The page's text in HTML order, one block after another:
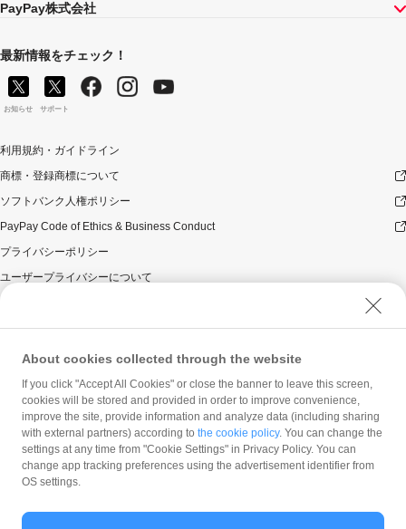
PayPay株式会社
最新情報をチェック！
お知らせ サポート
利用規約・ガイドライン
商標・登録商標について
ソフトバンク人権ポリシー
PayPay Code of Ethics & Business Conduct
プライバシーポリシー
ユーザープライバシーについて
ウェブサイト利用規約
反社会的勢力に対する方針
勧誘方針
マネロン等基本方針
カスタマーハラスメントに関する当社の考え方
About cookies collected through the website
If you click "Accept All Cookies" or close the banner to leave this screen,
cookies will be stored and provided in order to improve convenience,
improve the site, provide information and analyze data (including sharing
with external partners) according to the cookie policy. You can change the
settings at any time from "Cookie Settings" in Privacy Policy. You can
change app tracking preferences using the advertisement identifier from
OS settings.